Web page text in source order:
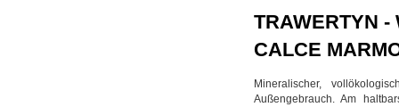
TRAWERTYN -
CALCE
Mineralischer,
Außengebrauch. Am